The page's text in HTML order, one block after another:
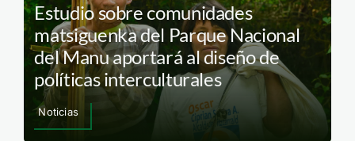
Estudio sobre comunidades
matsiguenka del Parque Nacional
del Manu aportará al diseño de
políticas interculturales
Noticias